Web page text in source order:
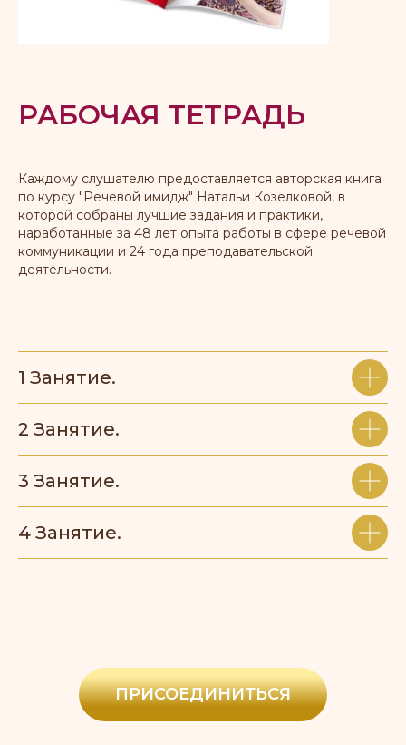
РАБОЧАЯ ТЕТРАДЬ
Каждому слушателю предоставляется авторская книга
по курсу "Речевой имидж" Натальи Козелковой, в
которой собраны лучшие задания и практики,
наработанные за 48 лет опыта работы в сфере речевой
коммуникации и 24 года преподавательской
деятельности.
1 Занятие.
2 Занятие.
3 Занятие.
4 Занятие.
ПРИСОЕДИНИТЬСЯ